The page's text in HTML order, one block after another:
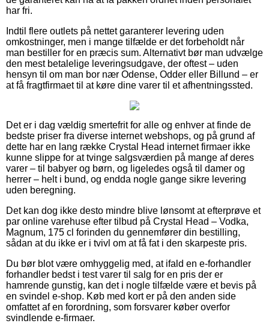
har fri.
Indtil flere outlets på nettet garanterer levering uden
omkostninger, men i mange tilfælde er det forbeholdt når
man bestiller for en præcis sum. Alternativt bør man udvælge
den mest betalelige leveringsudgave, der oftest – uden
hensyn til om man bor nær Odense, Odder eller Billund – er
at få fragtfirmaet til at køre dine varer til et afhentningssted.
Det er i dag vældig smertefrit for alle og enhver at finde de
bedste priser fra diverse internet webshops, og på grund af
dette har en lang række Crystal Head internet firmaer ikke
kunne slippe for at tvinge salgsværdien på mange af deres
varer – til babyer og børn, og ligeledes også til damer og
herrer – helt i bund, og endda nogle gange sikre levering
uden beregning.
Det kan dog ikke desto mindre blive lønsomt at efterprøve et
par online varehuse efter tilbud på Crystal Head – Vodka,
Magnum, 175 cl forinden du gennemfører din bestilling,
sådan at du ikke er i tvivl om at få fat i den skarpeste pris.
Du bør blot være omhyggelig med, at ifald en e-forhandler
forhandler bedst i test varer til salg for en pris der er
hamrende gunstig, kan det i nogle tilfælde være et bevis på
en svindel e-shop. Køb med kort er på den anden side
omfattet af en forordning, som forsvarer køber overfor
svindlende e-firmaer.